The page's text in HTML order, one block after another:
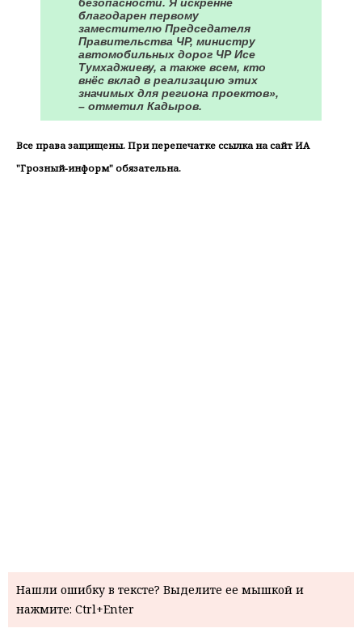
благодарен первому
заместителю Председателя
Правительства ЧР, министру
автомобильных дорог ЧР Исе
Тумхаджиеву, а также всем, кто
внёс вклад в реализацию этих
значимых для региона проектов»,
– отметил Кадыров.
Все права защищены. При перепечатке ссылка на сайт ИА
"Грозный-информ" обязательна.
Нашли ошибку в тексте? Выделите ее мышкой и
нажмите: Ctrl+Enter